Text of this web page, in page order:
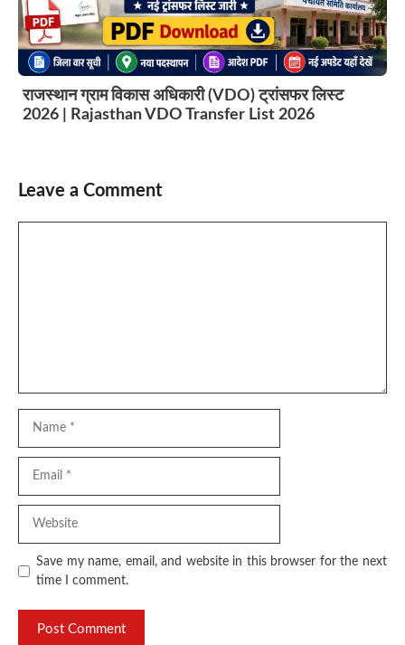
राजस्थान ग्राम विकास अधिकारी (VDO) ट्रांसफर लिस्ट
2026 | Rajasthan VDO Transfer List 2026
Leave a Comment
Save my name, email, and website in this browser for the next
time I comment.